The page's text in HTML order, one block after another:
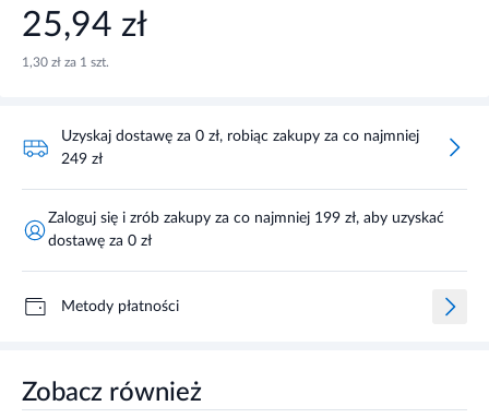
25,94 zł
1,30 zł za 1 szt.
Uzyskaj dostawę za 0 zł, robiąc zakupy za co najmniej
249 zł
Zaloguj się i zrób zakupy za co najmniej 199 zł, aby uzyskać
dostawę za 0 zł
Metody płatności
Zobacz również